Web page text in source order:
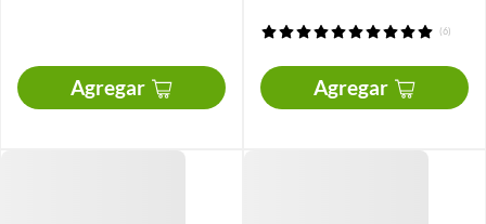
Agregar
(6)
Agregar